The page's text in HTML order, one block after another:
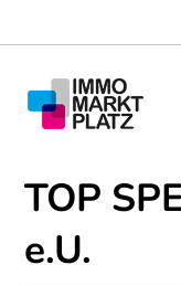
TOP
e.U.